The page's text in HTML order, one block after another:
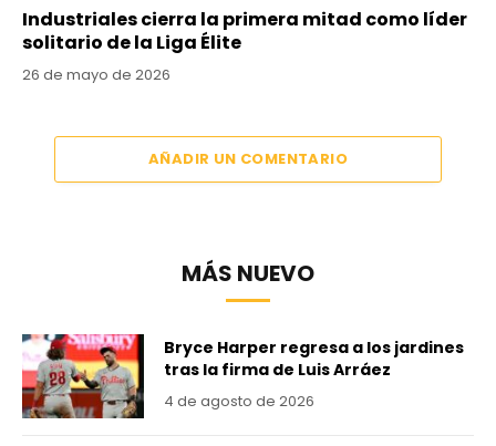
Industriales cierra la primera mitad como líder
solitario de la Liga Élite
26 de mayo de 2026
AÑADIR UN COMENTARIO
MÁS NUEVO
Bryce Harper regresa a los jardines
tras la firma de Luis Arráez
4 de agosto de 2026